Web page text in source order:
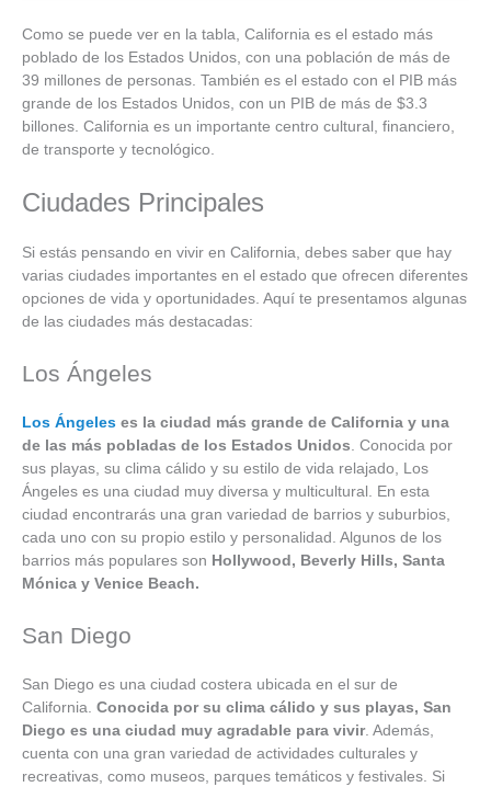
Como se puede ver en la tabla, California es el estado más
poblado de los Estados Unidos, con una población de más de
39 millones de personas. También es el estado con el PIB más
grande de los Estados Unidos, con un PIB de más de $3.3
billones. California es un importante centro cultural, financiero,
de transporte y tecnológico.
Ciudades Principales
Si estás pensando en vivir en California, debes saber que hay
varias ciudades importantes en el estado que ofrecen diferentes
opciones de vida y oportunidades. Aquí te presentamos algunas
de las ciudades más destacadas:
Los Ángeles
Los Ángeles es la ciudad más grande de California y una
de las más pobladas de los Estados Unidos . Conocida por
sus playas, su clima cálido y su estilo de vida relajado, Los
Ángeles es una ciudad muy diversa y multicultural. En esta
ciudad encontrarás una gran variedad de barrios y suburbios,
cada uno con su propio estilo y personalidad. Algunos de los
barrios más populares son Hollywood, Beverly Hills, Santa
Mónica y Venice Beach.
San Diego
San Diego es una ciudad costera ubicada en el sur de
California. Conocida por su clima cálido y sus playas, San
Diego es una ciudad muy agradable para vivir. Además,
cuenta con una gran variedad de actividades culturales y
recreativas, como museos, parques temáticos y festivales. Si